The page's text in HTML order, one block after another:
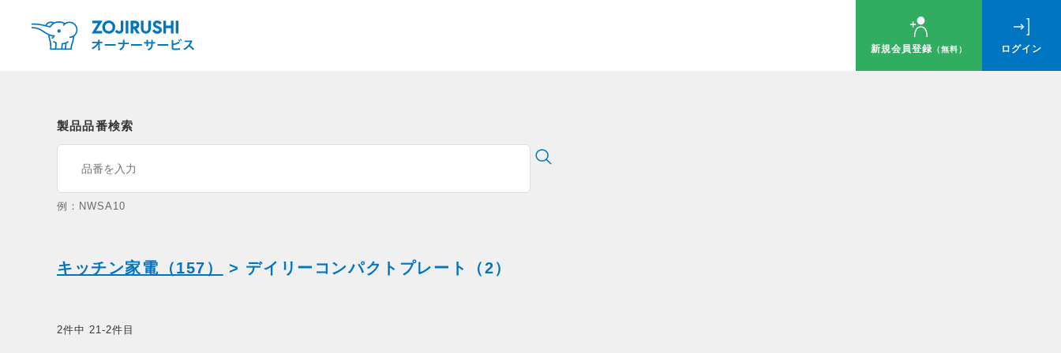
新規会員登録 （無料） ログイン
製品品番検索
例：NWSA10
キッチン家電（157） > デイリーコンパクトプレート（2）
2件中 21-2件目